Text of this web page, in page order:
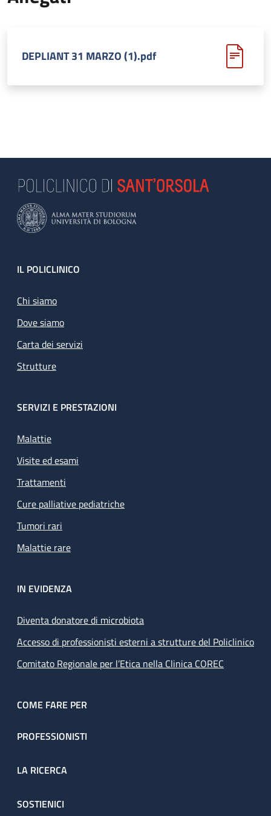
DEPLIANT 31 MARZO (1).pdf
Footer
IL POLICLINICO
Chi siamo
Dove siamo
Carta dei servizi
Strutture
SERVIZI E PRESTAZIONI
Malattie
Visite ed esami
Trattamenti
Cure palliative pediatriche
Tumori rari
Malattie rare
IN EVIDENZA
Diventa donatore di microbiota
Accesso di professionisti esterni a strutture del Policlinico
Comitato Regionale per l’Etica nella Clinica COREC
COME FARE PER
PROFESSIONISTI
LA RICERCA
SOSTIENICI